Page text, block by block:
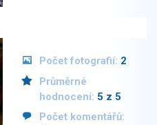
Počet fotografií: 2
Průměrné
hodnocení: 5 z 5
Počet komentářů: